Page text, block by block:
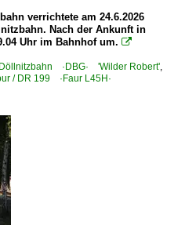
und Kunstbauten
verrichtete am 24.6.2026
Nach der Ankunft in
Uhr im Bahnhof um. 
·DBG· 'Wilder Robert',
/ DR 199 ·Faur L45H·